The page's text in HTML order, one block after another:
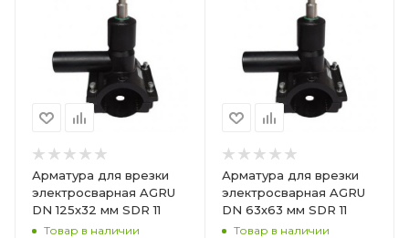
Арматура для врезки
электросварная AGRU
DN 125х32 мм SDR 11
Товар в наличии
Арматура для врезки
электросварная AGRU
DN 63х63 мм SDR 11
Товар в наличии